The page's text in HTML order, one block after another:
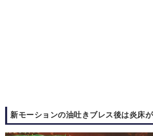
新モーションの油吐きブレス後は炎床